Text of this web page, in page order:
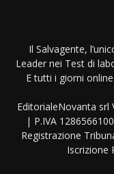
Il Salvagente,
Leader nei Test di
E tutti i giorni
EditorialeNovanta srl
| P.IVA
Registrazione
Iscrizione